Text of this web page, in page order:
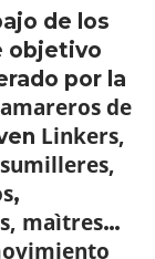
de los
objetivo
por la
de
Linkers,
,
maìtres…